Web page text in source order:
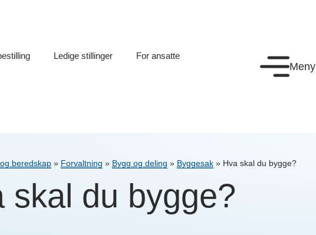
Ledige stillinger For ansatte
Meny
beredskap» Forvaltning » Bygg og deling » Byggesak» Hva skal du bygge?
skal du bygge?